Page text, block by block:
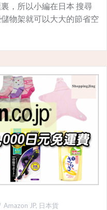
，所以小編在日本 搜尋
物架就可以大大的節省空
Amazon JP, 日本貨